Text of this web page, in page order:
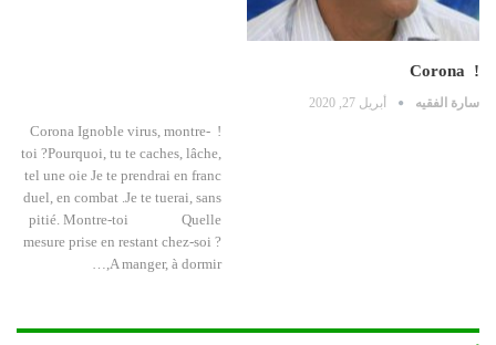
! Corona
سارة الفقيه أبريل 27, 2020
! Corona Ignoble virus, montre-
toi ?Pourquoi, tu te caches, lâche,
tel une oie Je te prendrai en franc
duel, en combat .Je te tuerai, sans
pitié. Montre-toi Quelle
mesure prise en restant chez-soi ?
A manger, à dormir,…